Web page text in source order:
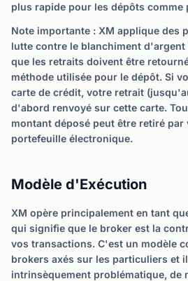
plus rapide pour les dépôts comme
Note importante : XM applique des
lutte contre le blanchiment
que les retraits doivent être
méthode utilisée pour le dépôt. Si
carte de crédit, votre retrait
d'abord renvoyé sur cette carte.
montant déposé peut être retiré par
portefeuille électronique.
Modèle d'Exécution
XM opère principalement en tant
qui signifie que le broker est la
vos transactions. C'est un modèle
brokers axés sur les particuliers et
intrinsèquement problématique, de